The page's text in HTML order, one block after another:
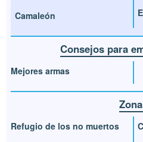
Camaleón
Consejos para
Mejores armas
Refugio de los no muertos